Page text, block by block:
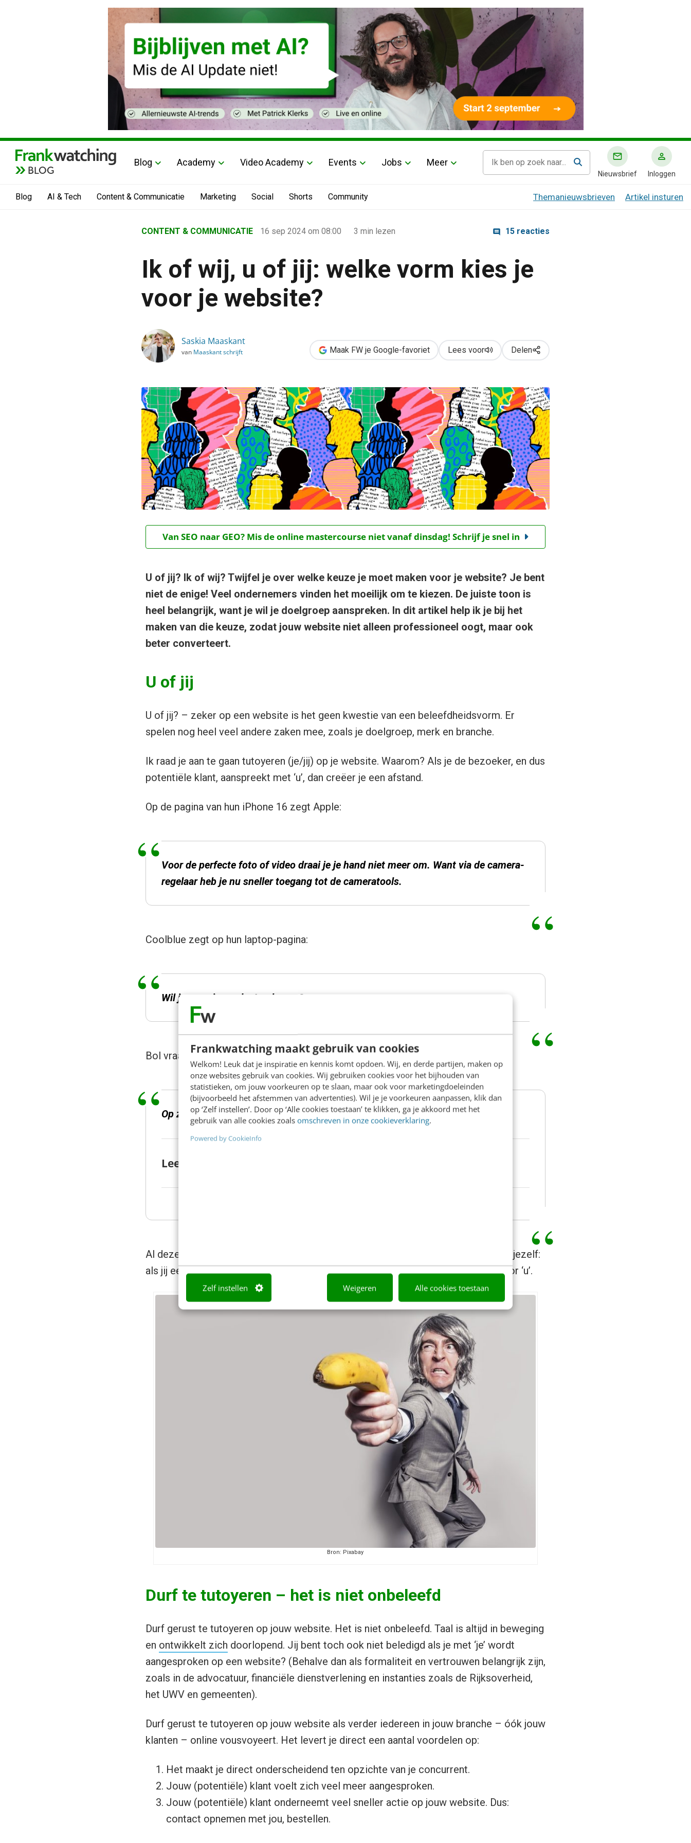
Frankwatching maakt gebruik van cookies
Welkom! Leuk dat je inspiratie en kennis komt opdoen. Wij, en derde partijen, maken op
onze websites gebruik van cookies. Wij gebruiken cookies voor het bijhouden van
statistieken, om jouw voorkeuren op te slaan, maar ook voor marketingdoeleinden
(bijvoorbeeld het afstemmen van advertenties). Wil je je voorkeuren aanpassen, klik dan
op ‘Zelf instellen’. Door op ‘Alle cookies toestaan’ te klikken, ga je akkoord met het
gebruik van alle cookies zoals omschreven in onze cookieverklaring.
Powered by CookieInfo
Zelf instellen Weigeren Alle cookies toestaan
BLOG
Blog Academy Video Academy Events Jobs Meer
Nieuwsbrief Inloggen
Blog AI & Tech Content & Communicatie Marketing Social Shorts Community Themanieuwsbrieven Artikel insturen
›
Content & Communicatie
›
CONTENT & COMMUNICATIE 16 sep 2024 om 08:00 3 min lezen 15 reacties
Ik of wij, u of jij: welke vorm kies je
voor je website?
Saskia Maaskant
van Maaskant schrijft Maak FW je Google-favoriet Lees voor Delen
Van SEO naar GEO? Mis de online mastercourse niet vanaf dinsdag! Schrijf je snel in
U of jij? Ik of wij? Twijfel je over welke keuze je moet maken voor je website? Je bent
niet de enige! Veel ondernemers vinden het moeilijk om te kiezen. De juiste toon is
heel belangrijk, want je wil je doelgroep aanspreken. In dit artikel help ik je bij het
maken van die keuze, zodat jouw website niet alleen professioneel oogt, maar ook
beter converteert.
U of jij
U of jij? – zeker op een website is het geen kwestie van een beleefdheidsvorm. Er
spelen nog heel veel andere zaken mee, zoals je doelgroep, merk en branche.
Ik raad je aan te gaan tutoyeren (je/jij) op je website. Waarom? Als je de bezoeker, en dus
potentiële klant, aanspreekt met ‘u’, dan creëer je een afstand.
Op de pagina van hun iPhone 16 zegt Apple:
Voor de perfecte foto of video draaije jehand niet meer om. Want via de camera­
regelaar heb jenu sneller toegang tot de cameratools.
Coolblue zegt op hun laptop-pagina:
Wilje een nieuwe laptop kopen?
Bol vraagt op hun boekenpagina:
Op zoek naar goede boeken? Bij bol vindjeongetwijfeld watjenodig hebt.
Lees ook:
Al deze
kiezen niet voor niets voor de ‘jij-vorm’. Ga maar te rade bij jezelf:
als jij een website bezoekt, dan voel je je eerder aangesproken door ‘je/jij’ dan door ‘u’.
Bron: Pixabay
Durf te tutoyeren – het is niet onbeleefd
Durf gerust te tutoyeren op jouw website. Het is niet onbeleefd. Taal is altijd in beweging
en ontwikkelt zich doorlopend. Jij bent toch ook niet beledigd als je met ‘je’ wordt
aangesproken op een website? (Behalve dan als formaliteit en vertrouwen belangrijk zijn,
zoals in de advocatuur, financiële dienstverlening en instanties zoals de Rijksoverheid,
het UWV en gemeenten).
Durf gerust te tutoyeren op jouw website als verder iedereen in jouw branche – óók jouw
klanten – online vousvoyeert. Het levert je direct een aantal voordelen op:
Het maakt je direct onderscheidend ten opzichte van je concurrent.
Jouw (potentiële) klant voelt zich veel meer aangesproken.
Jouw (potentiële) klant onderneemt veel sneller actie op jouw website. Dus:
contact opnemen met jou, bestellen.